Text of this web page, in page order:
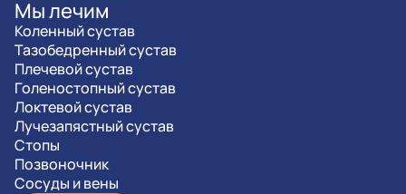
Мы лечим
Коленный сустав
Тазобедренный сустав
Плечевой сустав
Голеностопный сустав
Локтевой сустав
Лучезапястный сустав
Стопы
Позвоночник
Сосуды и вены